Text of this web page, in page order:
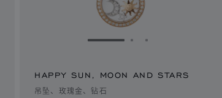
转到幻灯片 1转到幻灯片 2
转到幻灯片 3
HAPPY SUN, MOON AND STARS
吊坠、玫瑰金、钻石